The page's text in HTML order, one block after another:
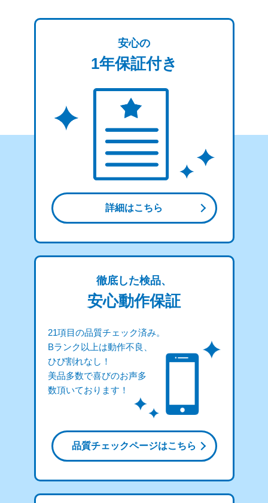
安心の
1年保証付き
詳細はこちら
徹底した検品、
安心動作保証
21項目の品質チェック済み。
Bランク以上は動作不良、
ひび割れなし！
美品多数で喜びのお声多
数頂いております！
品質チェックページはこちら